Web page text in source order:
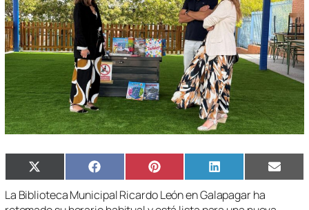
Compartir
en
X
(Twitter)
Compartir
en
Facebook Compartir
en
Pinterest Compartir
en
LinkedIn
en
Email
La Biblioteca Municipal Ricardo León en Galapagar ha